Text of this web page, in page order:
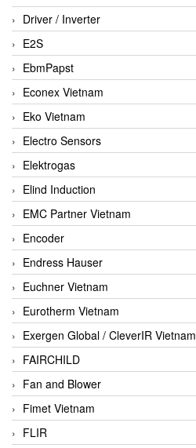
Driver / Inverter
E2S
EbmPapst
Econex Vietnam
Eko Vietnam
Electro Sensors
Elektrogas
Elind Induction
EMC Partner Vietnam
Encoder
Endress Hauser
Euchner Vietnam
Eurotherm Vietnam
Exergen Global / CleverIR Vietnam
FAIRCHILD
Fan and Blower
Fimet Vietnam
FLIR